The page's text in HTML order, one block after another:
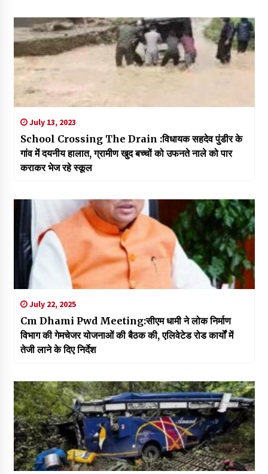
July 13, 2023
School Crossing The Drain :विधायक सहदेव पुंडीर के
गांव में दयनीय हालात, ग्रामीण खुद बच्चों को उफनते नाले को पार
कराकर भेज रहे स्कूल
July 22, 2025
Cm Dhami Pwd Meeting:सीएम धामी ने लोक निर्माण
विभाग की गेमचेजर योजनाओं की बैठक की, एलिवेटेड रोड कार्यों में
तेजी लाने के दिए निर्देश